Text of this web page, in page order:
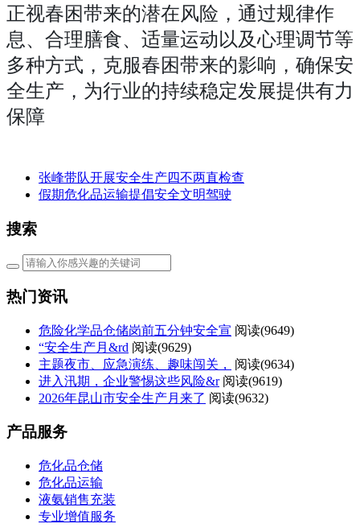
正视春困带来的潜在风险，通过规律作
息、合理膳食、适量运动以及心理调节等
多种方式，克服春困带来的影响，确保安
全生产，为行业的持续稳定发展提供有力
保障
张峰带队开展安全生产四不两直检查
假期危化品运输提倡安全文明驾驶
搜索
热门资讯
危险化学品仓储岗前五分钟安全宣 阅读(9649)
“安全生产月&rd 阅读(9629)
主题夜市、应急演练、趣味闯关，
阅读(9634)
进入汛期，企业警惕这些风险&r 阅读(9619)
2026年昆山市安全生产月来了 阅读(9632)
产品服务
危化品仓储
危化品运输
液氨销售充装
专业增值服务